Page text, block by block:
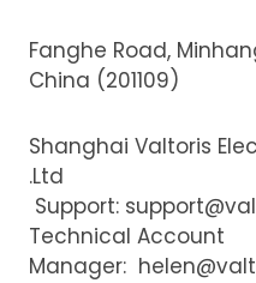
1088 Fanghe Road,
China (201109)
Shanghai Valtoris
Ltd.
Support:
Technical Account
Manager: